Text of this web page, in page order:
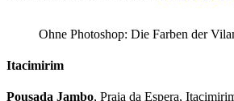
Ohne Photoshop: Die Farben der
Itacimirim
Pousada Jambo, Praia da Espera,